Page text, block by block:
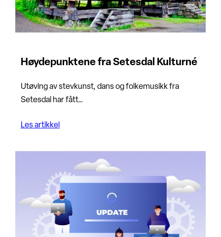
Høydepunktene fra Setesdal Kulturné
Utøving av stevkunst, dans og folkemusikk fra
Setesdal har fått…
Les artikkel